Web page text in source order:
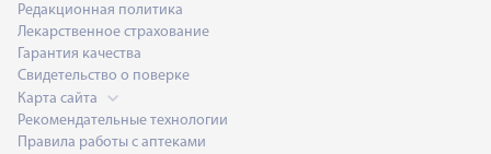
Редакционная политика
Лекарственное страхование
Гарантия качества
Свидетельство о поверке
Карта сайта
Рекомендательные технологии
Правила работы с аптеками